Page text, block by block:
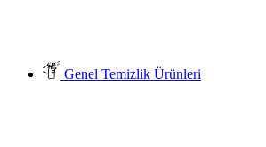
Genel Temizlik Ürünleri